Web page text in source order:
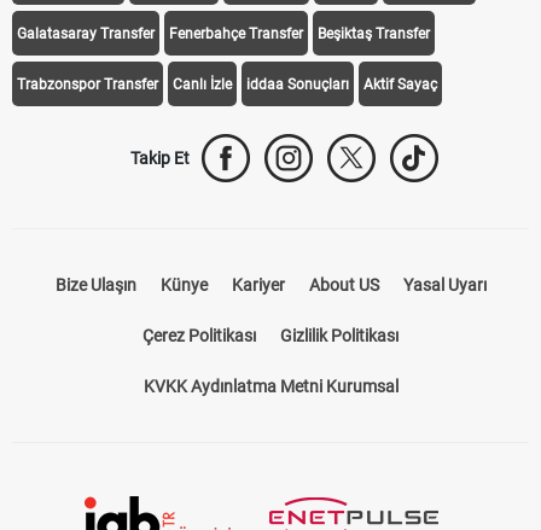
Galatasaray Transfer Fenerbahçe Transfer Beşiktaş Transfer
Trabzonspor Transfer Canlı İzle iddaa Sonuçları Aktif Sayaç
Takip Et
Bize Ulaşın Künye Kariyer About US Yasal Uyarı
Çerez Politikası Gizlilik Politikası
KVKK Aydınlatma Metni Kurumsal